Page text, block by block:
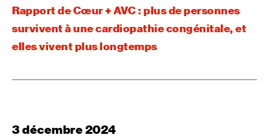
Rapport de Cœur + AVC : plus de personnes
survivent à une cardiopathie congénitale, et
elles vivent plus longtemps
3 décembre 2024